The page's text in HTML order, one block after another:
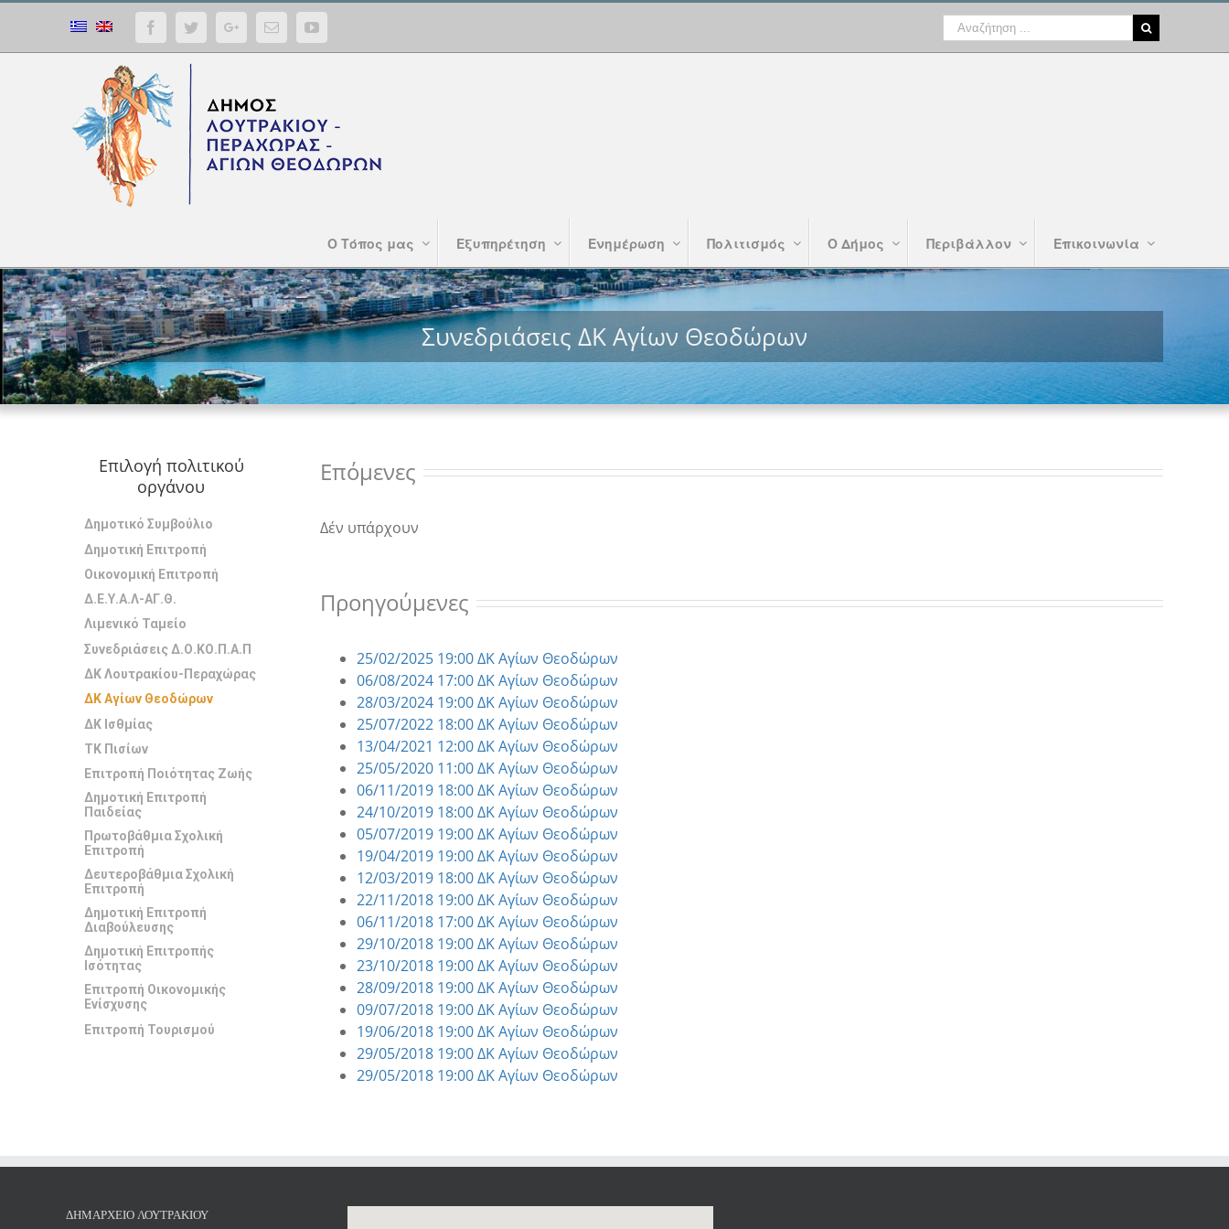
FacebookTwitterGoogle+Email YouTube
Ο Τόπος μας Εξυπηρέτηση Ενημέρωση Πολιτισμός Ο Δήμος Περιβάλλον Επικοινωνία
Συνεδριάσεις ΔΚ Αγίων Θεοδώρων
Επιλογή πολιτικού
οργάνου
Δημοτικό Συμβούλιο
Δημοτική Επιτροπή
Οικονομική Επιτροπή
Δ.Ε.Υ.Α.Λ-ΑΓ.Θ.
Λιμενικό Ταμείο
Συνεδριάσεις Δ.Ο.ΚΟ.Π.Α.Π
ΔΚ Λουτρακίου-Περαχώρας
ΔΚ Αγίων Θεοδώρων
ΔΚ Ισθμίας
ΤΚ Πισίων
Επιτροπή Ποιότητας Ζωής
Δημοτική Επιτροπή
Παιδείας
Πρωτοβάθμια Σχολική
Επιτροπή
Δευτεροβάθμια Σχολική
Επιτροπή
Δημοτική Επιτροπή
Διαβούλευσης
Δημοτική Επιτροπής
Ισότητας
Επιτροπή Οικονομικής
Ενίσχυσης
Επιτροπή Τουρισμού
Επόμενες
Δέν υπάρχουν
Προηγούμενες
25/02/2025 19:00 ΔΚ Αγίων Θεοδώρων
06/08/2024 17:00 ΔΚ Αγίων Θεοδώρων
28/03/2024 19:00 ΔΚ Αγίων Θεοδώρων
25/07/2022 18:00 ΔΚ Αγίων Θεοδώρων
13/04/2021 12:00 ΔΚ Αγίων Θεοδώρων
25/05/2020 11:00 ΔΚ Αγίων Θεοδώρων
06/11/2019 18:00 ΔΚ Αγίων Θεοδώρων
24/10/2019 18:00 ΔΚ Αγίων Θεοδώρων
05/07/2019 19:00 ΔΚ Αγίων Θεοδώρων
19/04/2019 19:00 ΔΚ Αγίων Θεοδώρων
12/03/2019 18:00 ΔΚ Αγίων Θεοδώρων
22/11/2018 19:00 ΔΚ Αγίων Θεοδώρων
06/11/2018 17:00 ΔΚ Αγίων Θεοδώρων
29/10/2018 19:00 ΔΚ Αγίων Θεοδώρων
23/10/2018 19:00 ΔΚ Αγίων Θεοδώρων
28/09/2018 19:00 ΔΚ Αγίων Θεοδώρων
09/07/2018 19:00 ΔΚ Αγίων Θεοδώρων
19/06/2018 19:00 ΔΚ Αγίων Θεοδώρων
29/05/2018 19:00 ΔΚ Αγίων Θεοδώρων
29/05/2018 19:00 ΔΚ Αγίων Θεοδώρων
ΔΗΜΑΡΧΕΊΟ ΛΟΥΤΡΑΚΊΟΥ